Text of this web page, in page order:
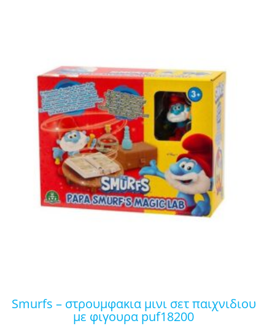
smurfs – στρουμφακια μινι σετ παιχνιδιου
με φιγουρα puf18200